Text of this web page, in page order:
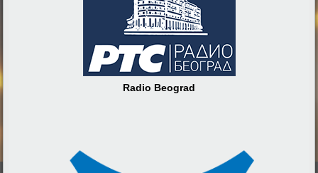
Radio Beograd